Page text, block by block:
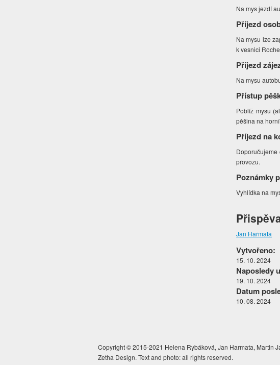
Na mys jezdí
Příjezd
Na mysu lze
k vesnici
Příjezd
Na mysu
Přístup
Poblíž mysu
pěšina na
Příjezd na
Doporučujeme
provozu.
Poznámky
Vyhlídka na
Jan Harmata
Vytvořeno:
15. 10. 2024
Naposledy
19. 10. 2024
Datum
10. 08. 2024
Copyright © 2015-2021 Helena Rybáková, Jan Harmata, Martin
Zetha Design. Text and photo: all rights reserved.